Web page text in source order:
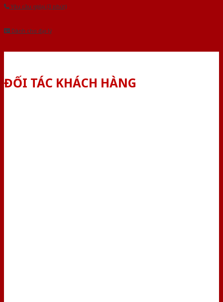
Yêu cầu gọi lại (3 phút)
Dành cho đại lý
ĐỐI TÁC KHÁCH HÀNG